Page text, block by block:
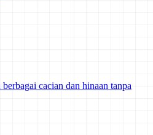
cacian dan hinaan tanpa